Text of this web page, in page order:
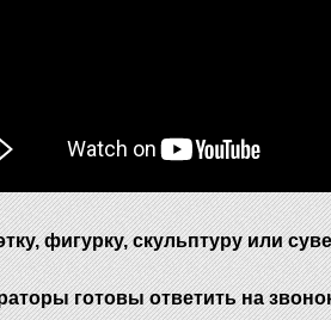
фигурку, скульптуру или
готовы ответить на